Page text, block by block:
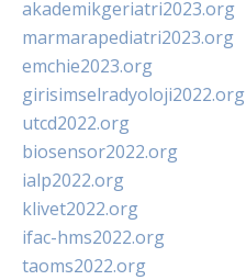
akademikgeriatri2023.org
marmarapediatri2023.org
emchie2023.org
girisimselradyoloji2022.org
utcd2022.org
biosensor2022.org
ialp2022.org
klivet2022.org
ifac-hms2022.org
taoms2022.org